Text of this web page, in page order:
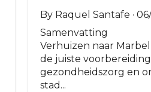
By Raquel Santafe ·
Samenvatting
Verhuizen naar
de juiste
gezondheidszorg en
stad...